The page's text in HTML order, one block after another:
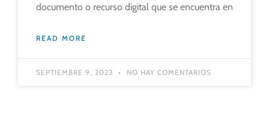
documento o recurso digital que se encuentra en
READ MORE
SEPTIEMBRE 9, 2023 NO HAY COMENTARIOS